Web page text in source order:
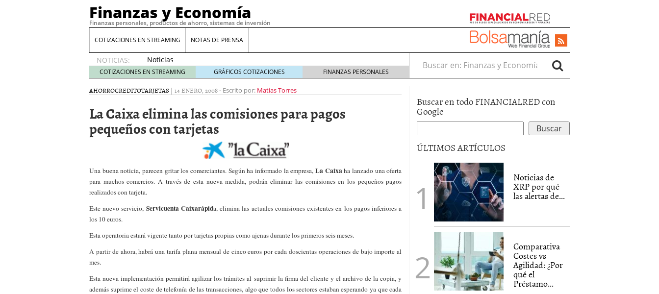
Finanzas y Economía
Finanzas personales, productos de ahorro, sistemas de inversión
COTIZACIONES EN STREAMING NOTAS DE PRENSA
NOTICIAS:
Noticias
de XRP
por qué
las
de
whales
suelen
de 2026
Comparativa Costes vs Agilidad: ¿Por qué el Préstamo Promotor privado
acelera la rentabilidad? 12 de diciembre de 2025
Meses sin intereses: Cómo aprovechar esta opción para gestionar tus
compras 24 de noviembre de 2025
¿Cuánto cuesta un software punto de venta? 3 de octubre de 2025
COTIZACIONES EN STREAMING GRÁFICOS COTIZACIONES FINANZAS PERSONALES
Buscar en:
AHORROCREDITOTARJETAS | 14 ENERO, 2008- Escrito por: Matias Torres
La Caixa elimina las comisiones para pagos
pequeños con tarjetas
Una buena noticia, parecen gritar los comerciantes. Según ha informado la empresa, La Caixaha lanzado una oferta
para muchos comercios. A través de esta nueva medida, podrán eliminar las comisiones en los pequeños pagos
realizados con tarjeta.
Este nuevo servicio, Servicuenta Caixarápida, elimina las actuales comisiones existentes en los pagos inferiores a
los 10 euros.
Esta operatoria estará vigente tanto por tarjetas propias como ajenas durante los primeros seis meses.
A partir de ahora, habrá una tarifa plana mensual de cinco euros por cada doscientas operaciones de bajo importe al
mes.
Esta nueva implementación permitirá agilizar los trámites al suprimir la firma del cliente y el archivo de la copia, y
además suprime el coste de telefonía de las transacciones, algo que todos los sectores estaban esperando ya que cada
Buscar en todo FINANCIALRED con
Google
ÚLTIMOS ARTÍCULOS
Noticias de
XRP por qué
las alertas de...
Comparativa
Costes vs
Agilidad: ¿Por
qué el
Préstamo...